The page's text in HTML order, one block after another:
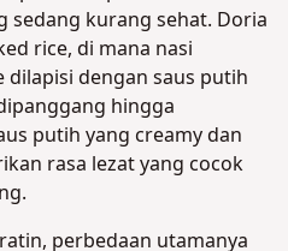
sedang kurang sehat. Doria
rice, di mana nasi
dilapisi dengan saus putih
hingga
putih yang creamy dan
rasa lezat yang cocok
perbedaan utamanya